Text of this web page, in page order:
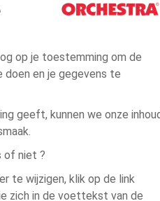
op je toestemming om de
doen en je gegevens te
geeft, kunnen we onze
of niet ?
te wijzigen, klik op de link
zich in de voettekst van de